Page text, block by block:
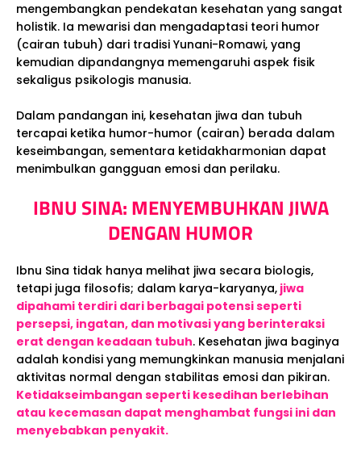
mengembangkan pendekatan kesehatan yang sangat
holistik. Ia mewarisi dan mengadaptasi teori humor
(cairan tubuh) dari tradisi Yunani-Romawi, yang
kemudian dipandangnya memengaruhi aspek fisik
sekaligus psikologis manusia.
Dalam pandangan ini, kesehatan jiwa dan tubuh
tercapai ketika humor-humor (cairan) berada dalam
keseimbangan, sementara ketidakharmonian dapat
menimbulkan gangguan emosi dan perilaku.
IBNU SINA: MENYEMBUHKAN JIWA
DENGAN HUMOR
Ibnu Sina tidak hanya melihat jiwa secara biologis,
tetapi juga filosofis; dalam karya-karyanya, jiwa
dipahami terdiri dari berbagai potensi seperti
persepsi, ingatan, dan motivasi yang berinteraksi
erat dengan keadaan tubuh. Kesehatan jiwa baginya
adalah kondisi yang memungkinkan manusia menjalani
aktivitas normal dengan stabilitas emosi dan pikiran.
Ketidakseimbangan seperti kesedihan berlebihan
atau kecemasan dapat menghambat fungsi ini dan
menyebabkan penyakit.